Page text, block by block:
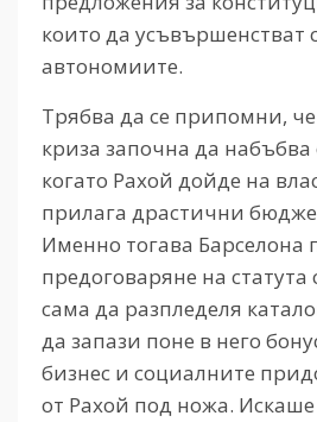
които да усъвършенстват
автономиите.
Трябва да се припомни,
криза започна да
когато Рахой дойде на
прилага драстични
Именно тогава Барселона
предоговаряне на статута
сама да разпледеля
да запази поне в него
бизнес и социалните
от Рахой под ножа. Искаше